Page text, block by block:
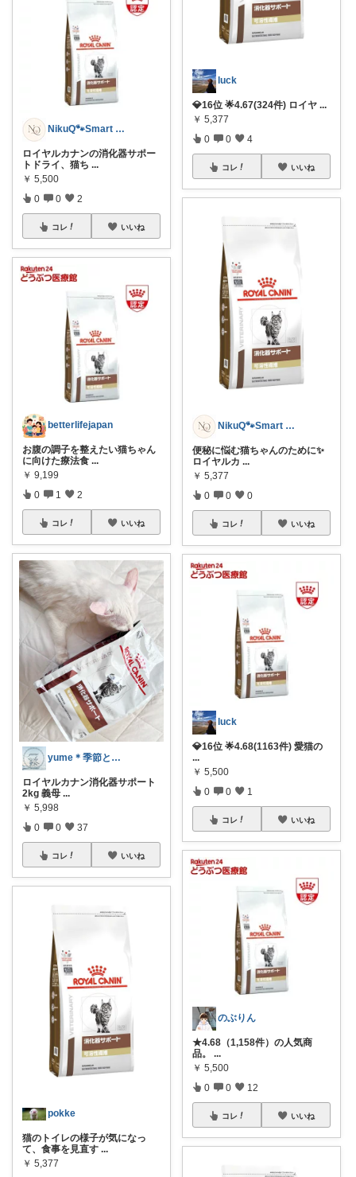
NikuQ🐾Smart Choice
ロイヤルカナンの消化器サポー
トドライ、猫ち ...
￥ 5,500
0 0 2
コレ いいね
betterlifejapan
お腹の調子を整えたい猫ちゃん
に向けた療法食 ...
￥ 9,199
0 1 2
コレ いいね
yume＊季節と暮らしを愉しむ
ロイヤルカナン消化器サポート
2kg 義母 ...
￥ 5,998
0 0 37
コレ いいね
pokke
猫のトイレの様子が気になっ
て、食事を見直す ...
￥ 5,377
luck
💎16位 🌟4.67(324件) ロイヤ ...
￥ 5,377
0 0 4
コレ いいね
NikuQ🐾Smart Choice
便秘に悩む猫ちゃんのために✨
ロイヤルカ ...
￥ 5,377
0 0 0
コレ いいね
luck
💎16位 🌟4.68(1163件) 愛猫の
...
￥ 5,500
0 0 1
コレ いいね
のぶりん
★4.68（1,158件）の人気商
品。 ...
￥ 5,500
0 0 12
コレ いいね